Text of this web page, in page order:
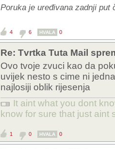
Poruka je uređivana zadnji put
4 6 HVALA 0
Re: Tvrtka Tuta Mail
Ovo tvoje zvuci kao da
uvijek nesto s cime ni
najlosiji oblik rijesenja
It aint what you dont
know for sure that just aint
1 0 HVALA 0